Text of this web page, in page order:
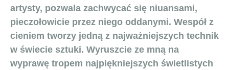
artysty, pozwala zachwycać się niuansami,
pieczołowicie przez niego oddanymi. Wespół z
cieniem tworzy jedną z najważniejszych technik
w świecie sztuki. Wyruszcie ze mną na
wyprawę tropem najpiękniejszych świetlistych